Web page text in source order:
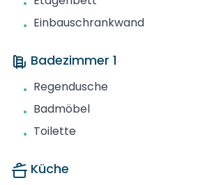
• Einbauschrankwand
Badezimmer 1
• Regendusche
• Badmöbel
• Toilette
Küche